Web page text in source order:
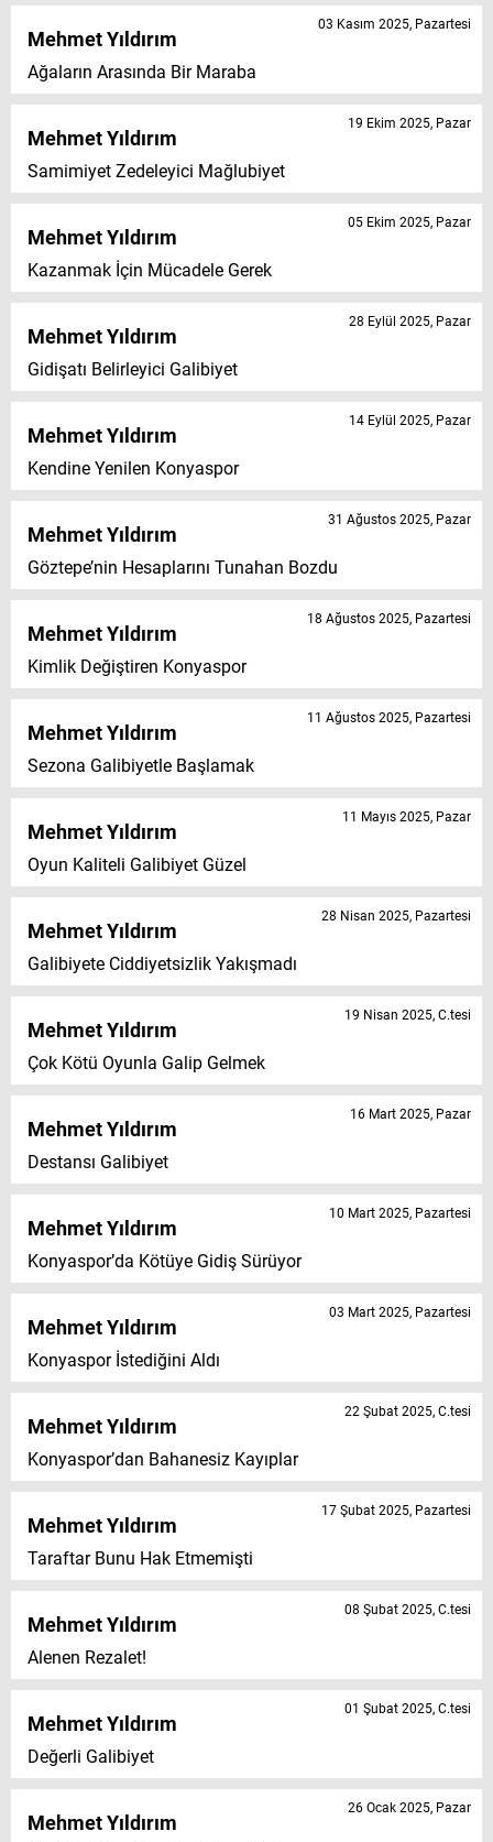
Mehmet Yıldırım
Ağaların Arasında Bir Maraba
03 Kasım 2025, Pazartesi
Mehmet Yıldırım
Samimiyet Zedeleyici Mağlubiyet
19 Ekim 2025, Pazar
Mehmet Yıldırım
Kazanmak İçin Mücadele Gerek
05 Ekim 2025, Pazar
Mehmet Yıldırım
Gidişatı Belirleyici Galibiyet
28 Eylül 2025, Pazar
Mehmet Yıldırım
Kendine Yenilen Konyaspor
14 Eylül 2025, Pazar
Mehmet Yıldırım
Göztepe’nin Hesaplarını Tunahan Bozdu
31 Ağustos 2025, Pazar
Mehmet Yıldırım
Kimlik Değiştiren Konyaspor
18 Ağustos 2025, Pazartesi
Mehmet Yıldırım
Sezona Galibiyetle Başlamak
11 Ağustos 2025, Pazartesi
Mehmet Yıldırım
Oyun Kaliteli Galibiyet Güzel
11 Mayıs 2025, Pazar
Mehmet Yıldırım
Galibiyete Ciddiyetsizlik Yakışmadı
28 Nisan 2025, Pazartesi
Mehmet Yıldırım
Çok Kötü Oyunla Galip Gelmek
19 Nisan 2025, C.tesi
Mehmet Yıldırım
Destansı Galibiyet
16 Mart 2025, Pazar
Mehmet Yıldırım
Konyaspor’da Kötüye Gidiş Sürüyor
10 Mart 2025, Pazartesi
Mehmet Yıldırım
Konyaspor İstediğini Aldı
03 Mart 2025, Pazartesi
Mehmet Yıldırım
Konyaspor’dan Bahanesiz Kayıplar
22 Şubat 2025, C.tesi
Mehmet Yıldırım
Taraftar Bunu Hak Etmemişti
17 Şubat 2025, Pazartesi
Mehmet Yıldırım
Alenen Rezalet!
08 Şubat 2025, C.tesi
Mehmet Yıldırım
Değerli Galibiyet
01 Şubat 2025, C.tesi
Mehmet Yıldırım
26 Ocak 2025, Pazar